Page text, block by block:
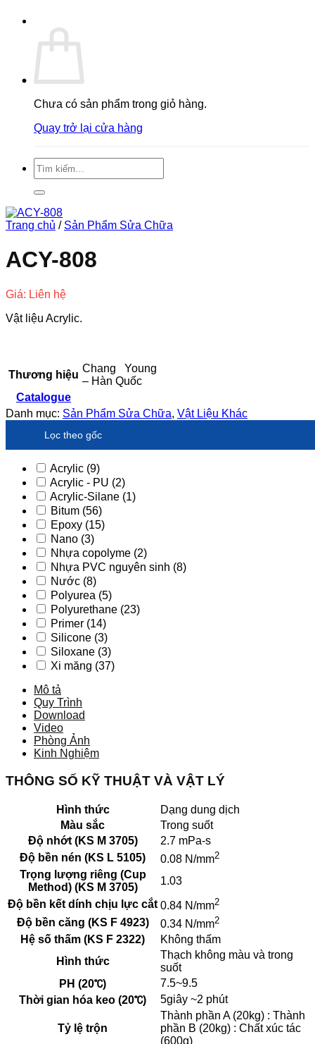
Chưa có sản phẩm trong giỏ hàng.
Quay trở lại cửa hàng
Tìm
kiếm:
Trang chủ / Sản Phẩm Sửa Chữa
ACY-808
Giá: Liên hệ
Vật liệu Acrylic.
Thương hiệu
Chang Young
– Hàn Quốc
Catalogue
Danh mục: Sản Phẩm Sửa Chữa, Vật Liệu Khác
Lọc theo gốc
Acrylic (9)
Acrylic - PU (2)
Acrylic-Silane (1)
Bitum (56)
Epoxy (15)
Nano (3)
Nhựa copolyme (2)
Nhựa PVC nguyên sinh (8)
Nước (8)
Polyurea (5)
Polyurethane (23)
Primer (14)
Silicone (3)
Siloxane (3)
Xi măng (37)
Mô tả
Quy Trình
Download
Video
Phòng Ảnh
Kinh Nghiệm
THÔNG SỐ KỸ THUẬT VÀ VẬT LÝ
Hình thức
Dạng dung dịch
Màu sắc
Trong suốt
Độ nhớt (KS M 3705)
2.7 mPa-s
Độ bền nén (KS L 5105)
0.08 N/mm2
Trọng lượng riêng (Cup
Method) (KS M 3705)
1.03
Độ bền kết dính chịu lực cắt 0.84 N/mm2
Độ bền căng (KS F 4923) 0.34 N/mm2
Hệ số thấm (KS F 2322)
Không thấm
Hình thức
Thạch không màu và trong
suốt
PH (20℃)
7.5~9.5
Thời gian hóa keo (20℃)
5giây ~2 phút
Tỷ lệ trộn
Thành phần A (20kg) : Thành
phần B (20kg) : Chất xúc tác
(600g)